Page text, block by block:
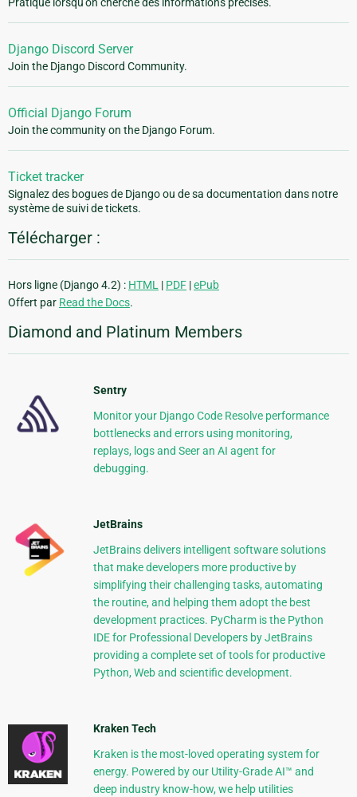
Django Discord Server
Join the Django Discord Community.
Official Django Forum
Join the community on the Django Forum.
Ticket tracker
Signalez des bogues de Django ou de sa documentation dans notre
système de suivi de tickets.
Télécharger :
Hors ligne (Django 4.2) : HTML | PDF |ePub
Offert par Read the Docs.
Diamond and Platinum Members
Sentry
Monitor your Django Code Resolve performance
bottlenecks and errors using monitoring,
replays, logs and Seer an AI agent for
debugging.
JetBrains
JetBrains delivers intelligent software solutions
that make developers more productive by
simplifying their challenging tasks, automating
the routine, and helping them adopt the best
development practices. PyCharm is the Python
IDE for Professional Developers by JetBrains
providing a complete set of tools for productive
Python, Web and scientific development.
Kraken Tech
Kraken is the most-loved operating system for
energy. Powered by our Utility-Grade AI™ and
deep industry know-how, we help utilities